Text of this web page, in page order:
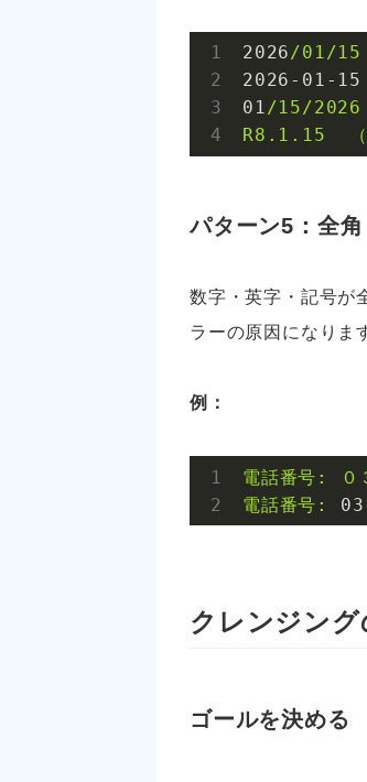
2026/01/15
2026 -01 -15
01/15/2026
R8.1.15
パターン5：全
数字・英字・記号が
ラーの原因になりま
例：
電話番号: ０
電話番号:
03
クレンジング
ゴールを決める